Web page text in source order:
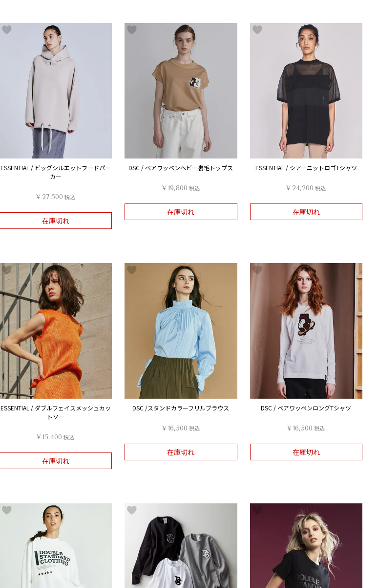
ESSENTIAL / ビッグシルエットフードパー
カー
¥ 27,500 税込
在庫切れ
DSC / ベアワッペンヘビー裏毛トップス
¥19,800 税込
在庫切れ
ESSENTIAL / シアーニットロゴTシャツ
¥ 24,200 税込
在庫切れ
ESSENTIAL / ダブルフェイスメッシュカッ
トソー
¥15,400 税込
在庫切れ
DSC /スタンドカラーフリルブラウス
¥16,500 税込
在庫切れ
DSC / ベアワッペンロングTシャツ
¥16,500 税込
在庫切れ